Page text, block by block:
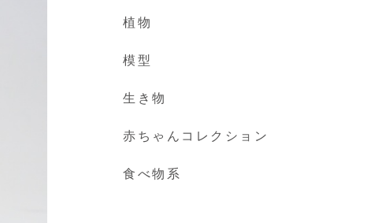
植物
模型
生き物
赤ちゃんコレクション
食べ物系